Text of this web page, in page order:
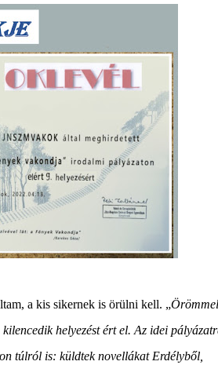
a kis sikernek is örülni kell. „Örömmel
helyezést ért el. Az idei
túlról is: küldtek novellákat Erdélyből,